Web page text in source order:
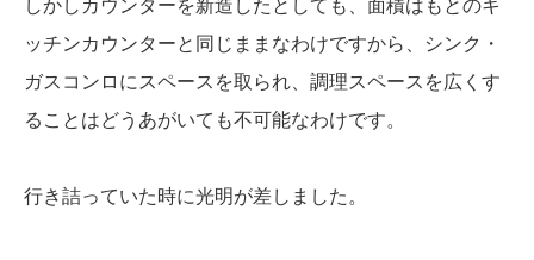
しかしカウンターを新造したとしても、面積はもとのキ
ッチンカウンターと同じままなわけですから、シンク・
ガスコンロにスペースを取られ、調理スペースを広くす
ることはどうあがいても不可能なわけです。
行き詰っていた時に光明が差しました。